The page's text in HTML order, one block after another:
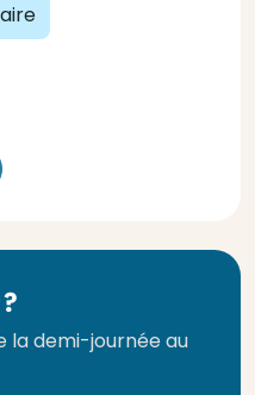
la demi-journée au